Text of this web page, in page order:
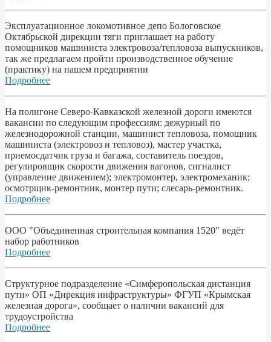
Эксплуатационное локомотивное депо Бологовское
Октябрьской дирекции тяги приглашает на работу
помощников машиниста электровоза/тепловоза выпускников,
так же предлагаем пройти производственное обучение
(практику) на нашем предприятии
Подробнее
На полигоне Северо-Кавказской железной дороги имеются
вакансии по следующим профессиям: дежурный по
железнодорожной станции, машинист тепловоза, помощник
машиниста (электровоз и тепловоз), мастер участка,
приемосдатчик груза и багажа, составитель поездов,
регулировщик скорости движения вагонов, сигналист
(управление движением); электромонтер, электромеханик;
осмотрщик-ремонтник, монтер пути; слесарь-ремонтник.
Подробнее
ООО "Объединенная строительная компания 1520" ведёт
набор работников
Подробнее
Структурное подразделение «Симферопольская дистанция
пути» ОП «Дирекция инфраструктуры» ФГУП «Крымская
железная дорога», сообщает о наличии вакансий для
трудоустройства
Подробнее